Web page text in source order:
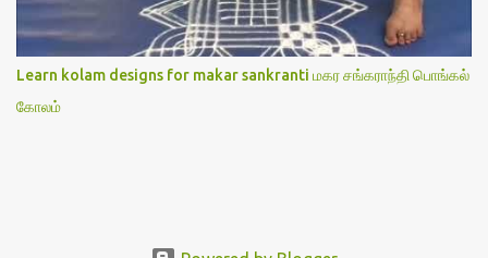
in Tamil.I have tried my best to explain the pooja procedures.Hope
u will find it helpful.I have attached all the sloka pictures from our
book “ Jayamangala sthothram”. I have also typed the Shodasha
upachara pooja sthothram in Tamil & English. If u want to use
this pictures in your website,please ask our permission.Thanks for
Learn kolam designs for makar sankranti மகர சங்கராந்தி பொங்கல்
கோலம்